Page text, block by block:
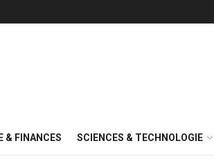
& FINANCES SCIENCES & TECHNOLOGIE